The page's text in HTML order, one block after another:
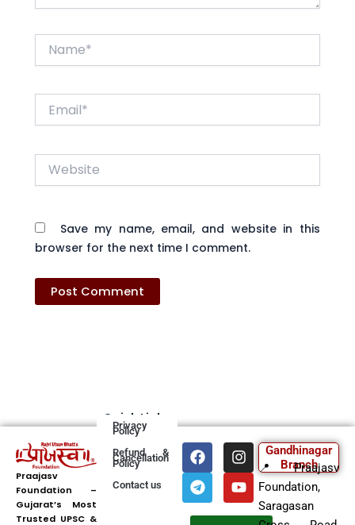
Website
Save my name, email, and website in this
browser for the next time I comment.
Praajasv
Foundation –
Gujarat’s Most
Trusted UPSC &
Quick Links
Privacy
Policy
Refund &
Cancellation
Policy
Contact us
F
a
c
e
b
I
n
s
t
a
T
e
l
e
g
Y
o
u
t
u
Gandhinagar
Branch
📍 Praajasv
Foundation,
Saragasan